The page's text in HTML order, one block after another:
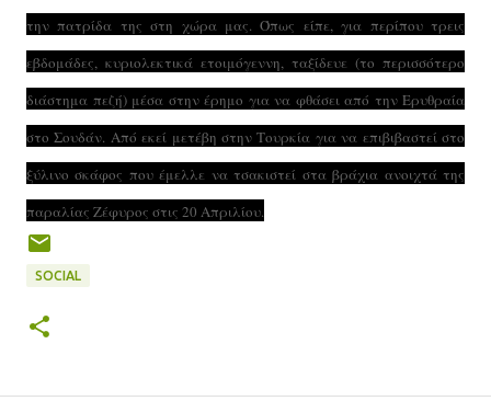
την πατρίδα της στη χώρα μας. Όπως είπε, για περίπου τρεις
εβδομάδες, κυριολεκτικά ετοιμόγεννη, ταξίδευε (το περισσότερο
διάστημα πεζή) μέσα στην έρημο για να φθάσει από την Ερυθραία
στο Σουδάν. Από εκεί μετέβη στην Τουρκία για να επιβιβαστεί στο
ξύλινο σκάφος που έμελλε να τσακιστεί στα βράχια ανοιχτά της
παραλίας Ζέφυρος στις 20 Απριλίου.
SOCIAL